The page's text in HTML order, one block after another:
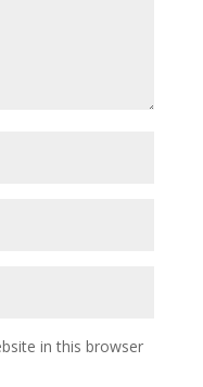
in this browser